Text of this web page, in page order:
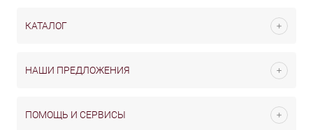
КАТАЛОГ
НАШИ ПРЕДЛОЖЕНИЯ
ПОМОЩЬ И СЕРВИСЫ